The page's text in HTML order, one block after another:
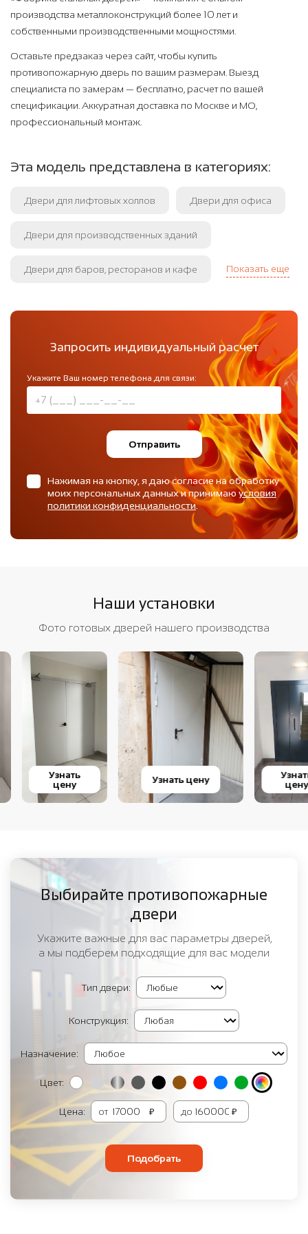
производства металлоконструкций более 10 лет и
собственными производственными мощностями.
Оставьте предзаказ через сайт, чтобы купить
противопожарную дверь по вашим размерам. Выезд
специалиста по замерам — бесплатно, расчет по вашей
спецификации. Аккуратная доставка по Москве и МО,
профессиональный монтаж.
Эта модель представлена в категориях:
Двери для лифтовых холлов Двери для офиса
Двери для производственных зданий
Двери для баров, ресторанов и кафе Показать еще
Запросить индивидуальный расчет
Укажите Ваш номер телефона для связи:
Отправить
Нажимая на кнопку, я даю согласие на обработку
моих персональных данных и принимаюусловия
политики конфиденциальности.
Наши установки
Фото готовых дверей нашего производства
Узнать
цену
Узнать цену
Узнать
цену
Выбирайте противопожарные
двери
Укажите важные для вас параметры дверей,
а мы подберем подходящие для вас модели
Тип двери:
Конструкция:
Назначение:
Цвет:
Цена: от ₽ до ₽
Подобрать